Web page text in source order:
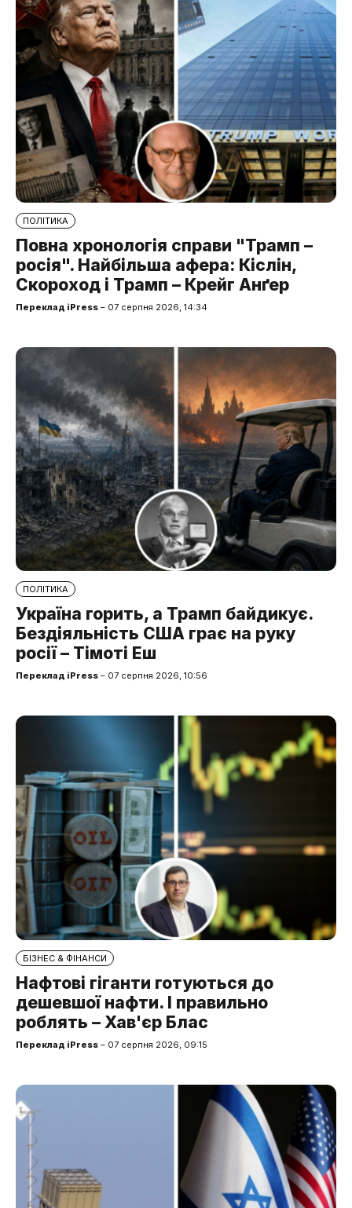
ПОЛІТИКА
Повна хронологія справи "Трамп –
росія". Найбільша афера: Кіслін,
Скороход і Трамп – Крейг Анґер
Переклад iPress – 07 серпня 2026, 14:34
ПОЛІТИКА
Україна горить, а Трамп байдикує.
Бездіяльність США грає на руку
росії – Тімоті Еш
Переклад iPress – 07 серпня 2026, 10:56
БІЗНЕС & ФІНАНСИ
Нафтові гіганти готуються до
дешевшої нафти. І правильно
роблять – Хав'єр Блас
Переклад iPress – 07 серпня 2026, 09:15